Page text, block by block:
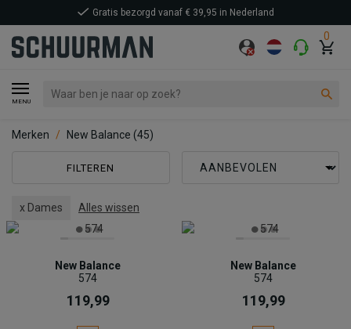
0
MENU
Gratis bezorgd vanaf € 39,95 in Nederland
Merken New Balance (45)
FILTEREN
x Dames Alles wissen
New Balance
574
119,99
New Balance
574
119,99